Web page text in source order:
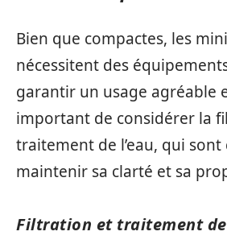
Bien que compactes, les
nécessitent des
garantir un usage agréable
important de considérer la
traitement de l’eau, qui
maintenir sa clarté et sa
Filtration et traitement de